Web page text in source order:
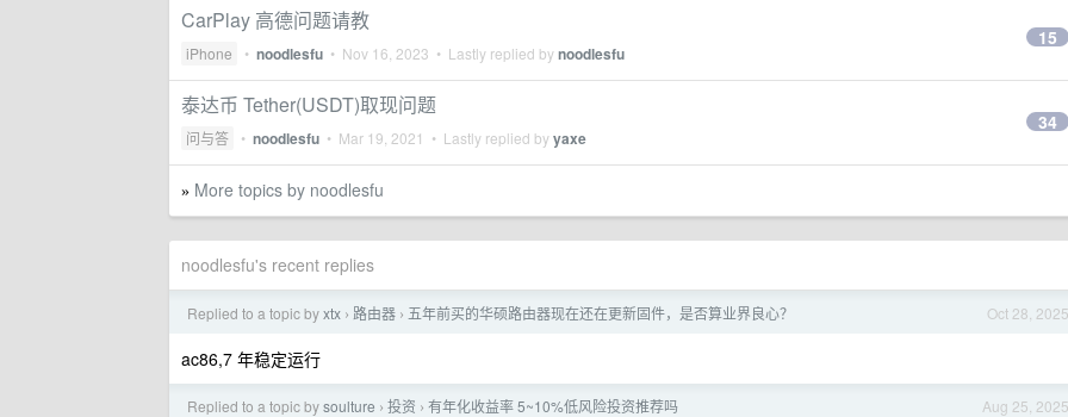
CarPlay 高德问题请教
iPhone • noodlesfu • Nov 16, 2023 • Lastly replied bynoodlesfu
15
泰达币 Tether(USDT)取现问题
问与答 • noodlesfu • Mar 19, 2021 • Lastly replied byyaxe
34
» More topics by noodlesfu
noodlesfu's recent replies
Oct 28, 2025
Replied to a topic byxtx › 路由器 › 五年前买的华硕路由器现在还在更新固件，是否算业界良心？
ac86,7 年稳定运行
Aug 25, 2025
Replied to a topic bysoulture › 投资 › 有年化收益率 5~10%低风险投资推荐吗